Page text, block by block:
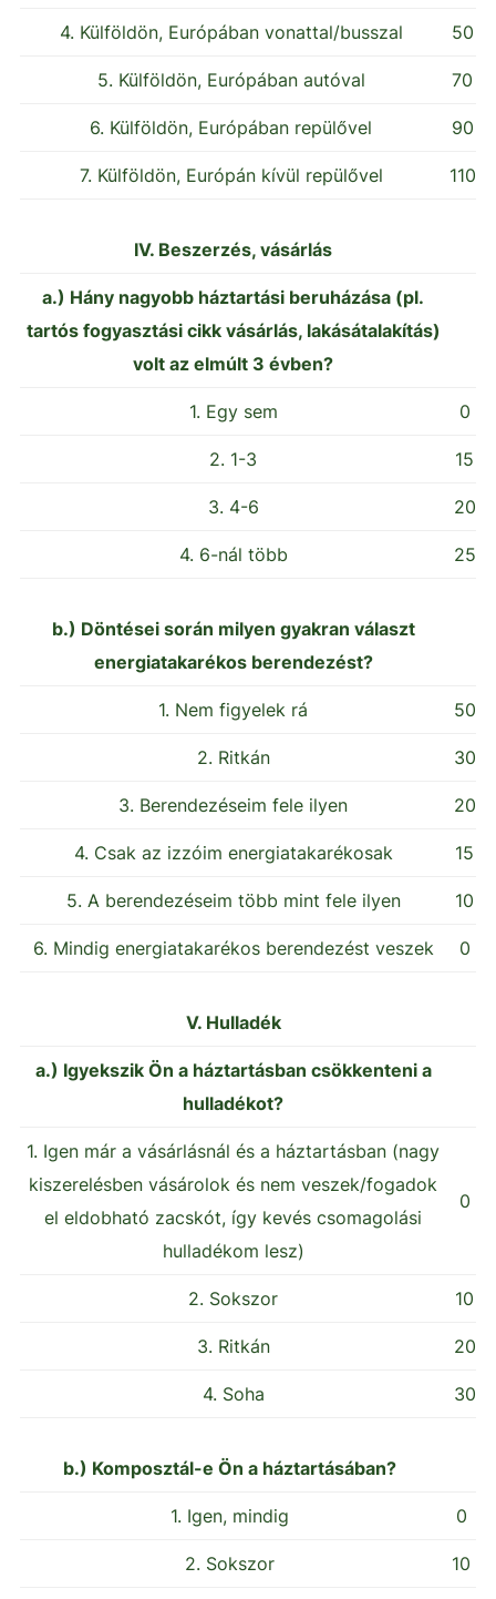
4. Külföldön, Európában vonattal/busszal 50
5. Külföldön, Európában autóval 70
6. Külföldön, Európában repülővel 90
7. Külföldön, Európán kívül repülővel 110
IV. Beszerzés, vásárlás
a.) Hány nagyobb háztartási beruházása (pl.
tartós fogyasztási cikk vásárlás, lakásátalakítás)
volt az elmúlt 3 évben?
1. Egy sem 0
2. 1-3 15
3. 4-6 20
4. 6-nál több 25
b.) Döntései során milyen gyakran választ
energiatakarékos berendezést?
1. Nem figyelek rá 50
2. Ritkán 30
3. Berendezéseim fele ilyen 20
4. Csak az izzóim energiatakarékosak 15
5. A berendezéseim több mint fele ilyen 10
6. Mindig energiatakarékos berendezést veszek 0
V. Hulladék
a.) Igyekszik Ön a háztartásban csökkenteni a
hulladékot?
1. Igen már a vásárlásnál és a háztartásban (nagy
kiszerelésben vásárolok és nem veszek/fogadok
el eldobható zacskót, így kevés csomagolási
hulladékom lesz)
0
2. Sokszor 10
3. Ritkán 20
4. Soha 30
b.) Komposztál-e Ön a háztartásában?
1. Igen, mindig 0
2. Sokszor 10